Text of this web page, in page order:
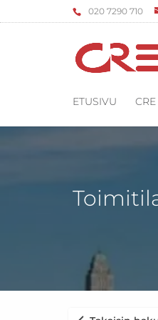
‌020 7290 710
ETUSIVU